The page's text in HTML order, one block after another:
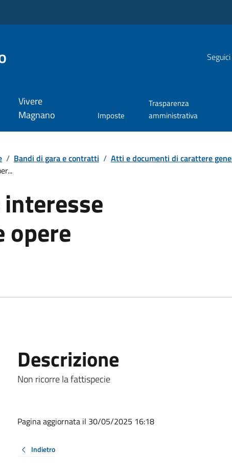
Vivere
Magnano
Imposte
Trasparenza
amministrativa
/ Bandi di gara e contratti / Atti e documenti di carattere
opere
Descrizione
Non ricorre la fattispecie
Pagina aggiornata il 30/05/2025 16:18
Indietro